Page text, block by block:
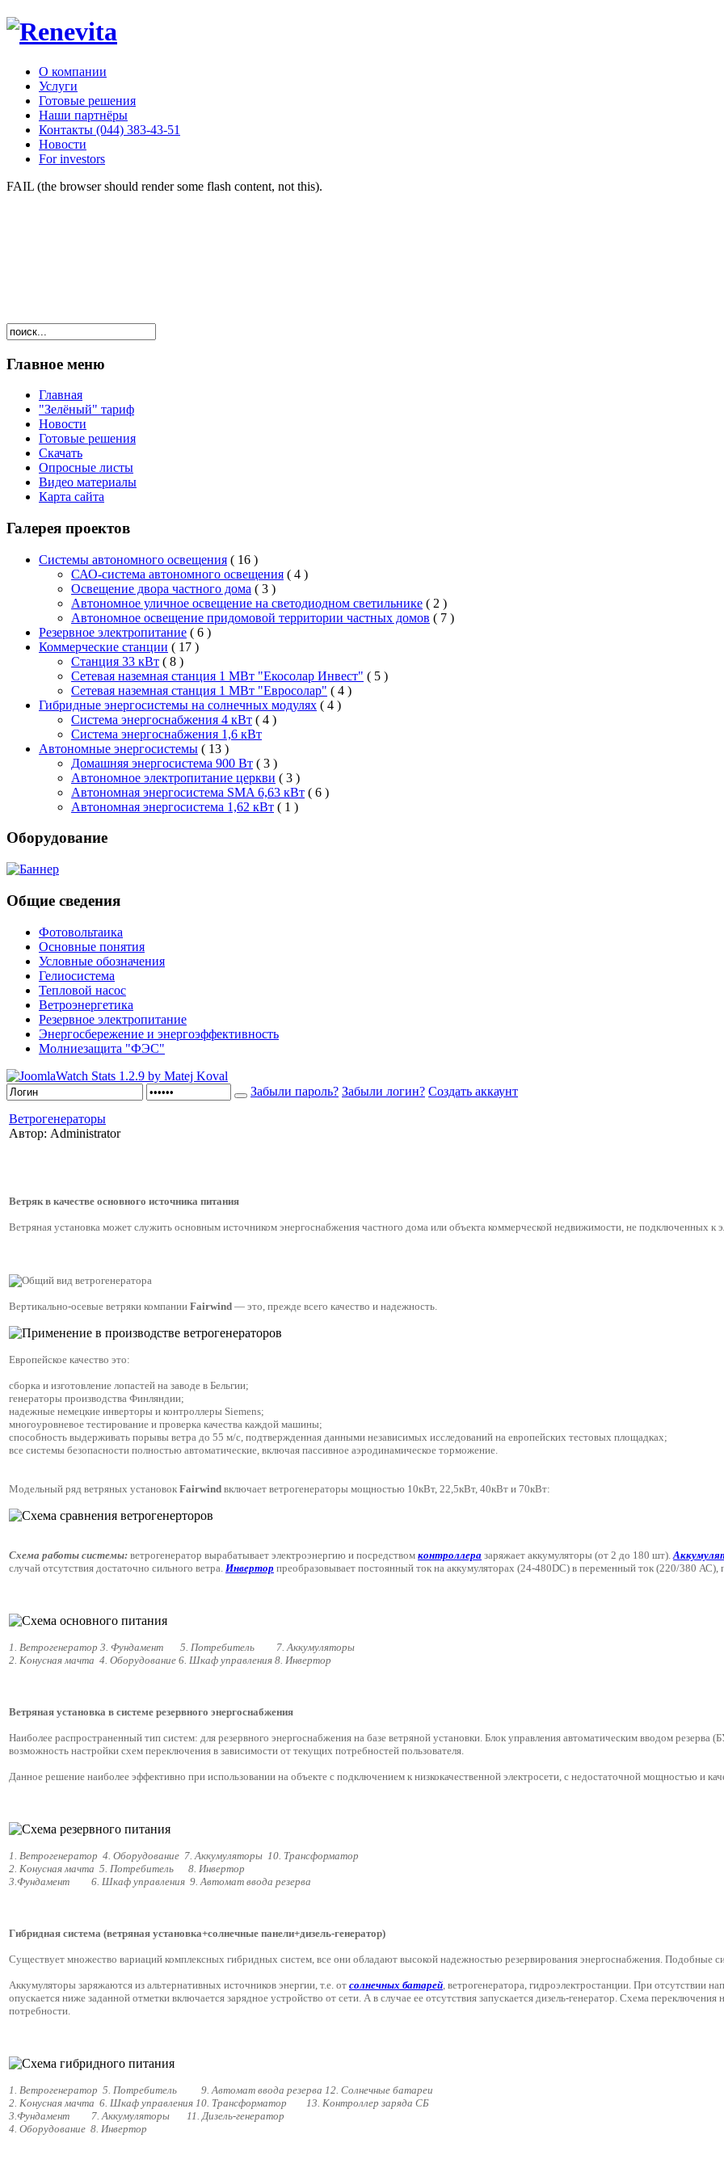
О компании
Услуги
Готовые решения
Наши партнёры
Контакты (044) 383-43-51
Новости
For investors
FAIL (the browser should render some flash content, not this).
Главное меню
Главная
"Зелёный" тариф
Новости
Готовые решения
Скачать
Опросные листы
Видео материалы
Карта сайта
Галерея проектов
Системы автономного освещения ( 16 )
САО-система автономного освещения ( 4 )
Освещение двора частного дома ( 3 )
Автономное уличное освещение на светодиодном светильнике ( 2 )
Автономное освещение придомовой территории частных домов ( 7 )
Резервное электропитание ( 6 )
Коммерческие станции ( 17 )
Станция 33 кВт ( 8 )
Сетевая наземная станция 1 МВт "Екосолар Инвест" ( 5 )
Сетевая наземная станция 1 МВт "Евросолар" ( 4 )
Гибридные энергосистемы на солнечных модулях ( 4 )
Система энергоснабжения 4 кВт ( 4 )
Система энергоснабжения 1,6 кВт
Автономные энергосистемы ( 13 )
Домашняя энергосистема 900 Вт ( 3 )
Автономное электропитание церкви ( 3 )
Автономная энергосистема SMA 6,63 кВт ( 6 )
Автономная энергосистема 1,62 кВт ( 1 )
Оборудование
Общие сведения
Фотовольтаика
Основные понятия
Условные обозначения
Гелиосистема
Тепловой насос
Ветроэнергетика
Резервное электропитание
Энергосбережение и энергоэффективность
Молниезащита "ФЭС"
Забыли пароль? Забыли логин? Создать аккаунт
Ветрогенераторы
Автор: Administrator
Ветряк в качестве основного источника питания
Ветряная установка может служить основным источником энергоснабжения частного дома или объекта коммерческой недвижимости, не подключенных к
Вертикально-осевые ветряки компании Fairwind — это, прежде всего качество и надежность.
Европейское качество это:
сборка и изготовление лопастей на заводе в Бельгии;
генераторы производства Финляндии;
надежные немецкие инверторы и контроллеры Siemens;
многоуровневое тестирование и проверка качества каждой машины;
способность выдерживать порывы ветра до 55 м/с, подтвержденная данными независимых исследований на европейских тестовых площадках;
все системы безопасности полностью автоматические, включая пассивное аэродинамическое торможение.
Модельный ряд ветряных установок Fairwind включает ветрогенераторы мощностью 10кВт, 22,5кВт, 40кВт и 70кВт:
Схема работы системы: ветрогенератор вырабатывает электроэнергию и посредством контроллера заряжает аккумуляторы (от 2 до 180 шт).
случай отсутствия достаточно сильного ветра. Инвертор преобразовывает постоянный ток на аккумуляторах (24-480DC) в переменный ток (220/380 АС),
1. Ветрогенератор 3. Фундамент 5. Потребитель 7. Аккумуляторы
2. Конусная мачта 4. Оборудование 6. Шкаф управления 8. Инвертор
Ветряная установка в системе резервного энергоснабжения
Наиболее распространенный тип систем: для резервного энергоснабжения на базе ветряной установки. Блок управления автоматическим вводом
возможность настройки схем переключения в зависимости от текущих потребностей пользователя.
Данное решение наиболее эффективно при использовании на объекте с подключением к низкокачественной электросети, с недостаточной мощностью и
1. Ветрогенератор 4. Оборудование 7. Аккумуляторы 10. Трансформатор
2. Конусная мачта 5. Потребитель 8. Инвертор
3.Фундамент 6. Шкаф управления 9. Автомат ввода резерва
Гибридная система (ветряная установка+солнечные панели+дизель-генератор)
Существует множество вариаций комплексных гибридных систем, все они обладают высокой надежностью резервирования энергоснабжения. Подобные
Аккумуляторы заряжаются из альтернативных источников энергии, т.е. от солнечных батарей , ветрогенератора, гидроэлектростанции. При отсутствии
опускается ниже заданной отметки включается зарядное устройство от сети. А в случае ее отсутствия запускается дизель-генератор. Схема
потребности.
1. Ветрогенератор 5. Потребитель 9. Автомат ввода резерва 12. Солнечные батареи
2. Конусная мачта 6. Шкаф управления 10. Трансформатор 13. Контроллер заряда СБ
3.Фундамент 7. Аккумуляторы 11. Дизель-генератор
4. Оборудование 8. Инвертор